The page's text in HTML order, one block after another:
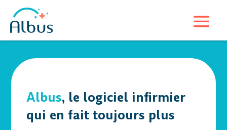
Albus, le logiciel infirmier
qui en fait toujours plus